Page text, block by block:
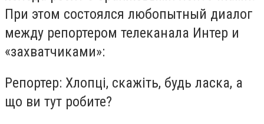
При этом состоялся любопытный диалог
между репортером телеканала Интер и
«захватчиками»:
Репортер: Хлопці, скажіть, будь ласка, а
що ви тут робите?